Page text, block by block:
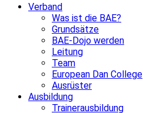
Verband
Was ist die BAE?
Grundsätze
BAE-Dojo werden
Leitung
Team
European Dan College
Ausrüster
Ausbildung
Trainerausbildung